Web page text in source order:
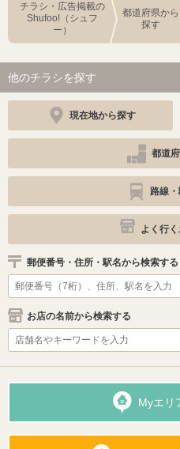
チラシ・広告掲載の
Shufoo!（シュフ
ー）
都道府県から
探す
他のチラシを探す
現在地から探す
都道
路線
よく行
郵便番号・住所・駅名から検索する
お店の名前から検索する
Myエリ